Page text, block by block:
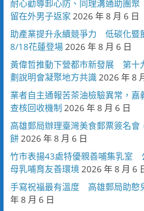
耐心勸導卸心防、同理溝通助團
留在外男子返家 2026 年 8 月 6 日
助產業提升永續競爭力 低碳化暨
8/18花蓮登場2026 年 8 月 6 日
黃偉哲推動下營都市新發展 第十
劃說明會凝聚地方共識2026 年 8
業者自主通報苦茶油檢驗異常，嘉
查核回收機制 2026 年 8 月 6 日
高雄郵局辦理臺灣美食郵票簽名會
餅2026 年 8 月 6 日
竹市表揚43處特優親善哺集乳室
母乳哺育友善環境2026 年 8 月 6
手寫祝福最有溫度 高雄郵局助憨
年 8 月 6 日